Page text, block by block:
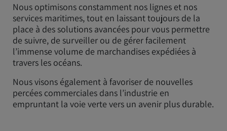
Nous optimisons constamment nos lignes et nos
services maritimes, tout en laissant toujours de la
place à des solutions avancées pour vous permettre
de suivre, de surveiller ou de gérer facilement
l’immense volume de marchandises expédiées à
travers les océans.
Nous visons également à favoriser de nouvelles
percées commerciales dans l’industrie en
empruntant la voie verte vers un avenir plus durable.